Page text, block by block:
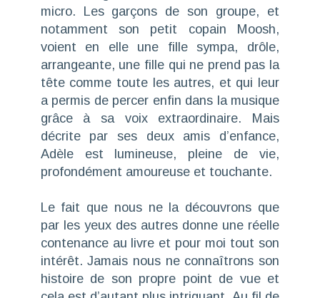
micro. Les garçons de son groupe, et
notamment son petit copain Moosh,
voient en elle une fille sympa, drôle,
arrangeante, une fille qui ne prend pas la
tête comme toute les autres, et qui leur
a permis de percer enfin dans la musique
grâce à sa voix extraordinaire. Mais
décrite par ses deux amis d’enfance,
Adèle est lumineuse, pleine de vie,
profondément amoureuse et touchante.
Le fait que nous ne la découvrons que
par les yeux des autres donne une réelle
contenance au livre et pour moi tout son
intérêt. Jamais nous ne connaîtrons son
histoire de son propre point de vue et